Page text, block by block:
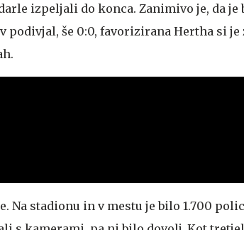
izpeljali do konca. Zanimivo je, da je
podivjal, še 0:0, favorizirana Hertha si je
Na stadionu in v mestu je bilo 1.700